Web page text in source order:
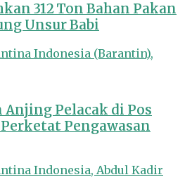
312 Ton Bahan Pakan
Unsur Babi
Pelacak di Pos
Pengawasan